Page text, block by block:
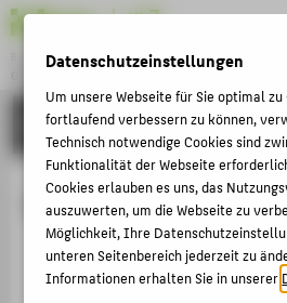
Berufsbegleitendes Studium
GENERAL MANAGEMENT
Menu
STUDIUM
Studium
Nehmen Sie Ihre Karriere in die
Berufsbegleitend zum nächsten
THEMEN
STUDIUM
BEWERBUNG
PERSONEN
Datenschutzeinstellungen
Um unsere Webseite für Sie optimal
fortlaufend verbessern zu können,
Technisch notwendige Cookies sind
Funktionalität der Webseite
Cookies erlauben es uns, das
auszuwerten, um die Webseite zu
Möglichkeit, Ihre
unteren Seitenbereich jederzeit zu
Informationen erhalten Sie in unserer